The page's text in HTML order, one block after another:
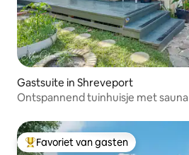
Gastsuite in Shreveport
Ontspannend tuinhuisje met sauna
Topfavoriet van gasten
Favoriet van gasten